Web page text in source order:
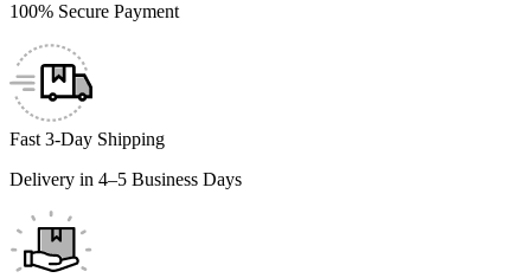
100% Secure Payment
Fast 3-Day Shipping
Delivery in 4–5 Business Days